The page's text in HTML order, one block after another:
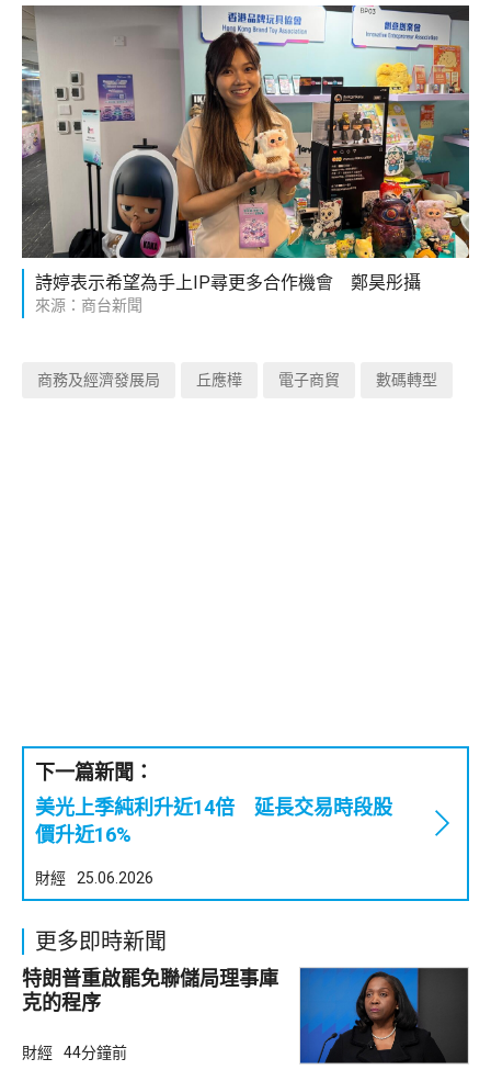
詩婷表示希望為手上IP尋更多合作機會 鄭昊彤攝
來源：商台新聞
商務及經濟發展局 丘應樺 電子商貿 數碼轉型
下一篇新聞：
美光上季純利升近14倍 延長交易時段股
價升近16%
財經 25.06.2026
更多即時新聞
特朗普重啟罷免聯儲局理事庫
克的程序
財經 44分鐘前